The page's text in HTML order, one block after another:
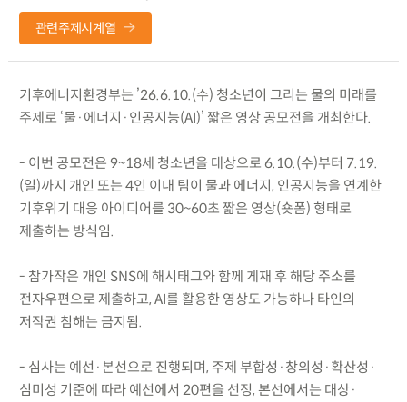
관련주제시계열
기후에너지환경부는 ’26.6.10.(수) 청소년이 그리는 물의 미래를
주제로 ‘물·에너지·인공지능(AI)’ 짧은 영상 공모전을 개최한다.
- 이번 공모전은 9~18세 청소년을 대상으로 6.10.(수)부터 7.19.
(일)까지 개인 또는 4인 이내 팀이 물과 에너지, 인공지능을 연계한
기후위기 대응 아이디어를 30~60초 짧은 영상(숏폼) 형태로
제출하는 방식임.
- 참가작은 개인 SNS에 해시태그와 함께 게재 후 해당 주소를
전자우편으로 제출하고, AI를 활용한 영상도 가능하나 타인의
저작권 침해는 금지됨.
- 심사는 예선·본선으로 진행되며, 주제 부합성·창의성·확산성·
심미성 기준에 따라 예선에서 20편을 선정, 본선에서는 대상·